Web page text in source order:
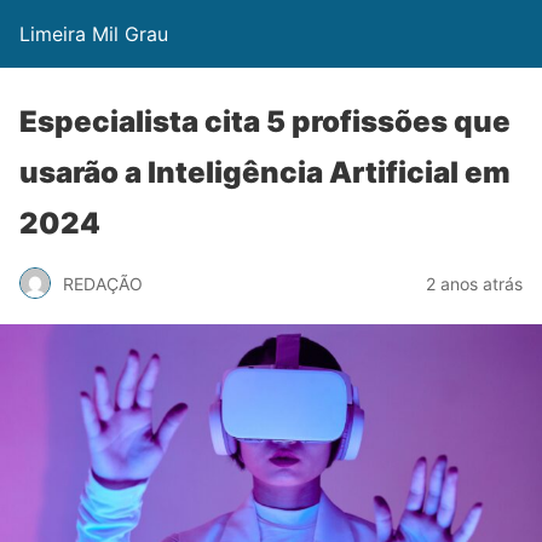
Limeira Mil Grau
Especialista cita 5 profissões que
usarão a Inteligência Artificial em
2024
REDAÇÃO 2 anos atrás